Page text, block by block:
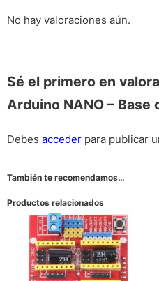
No hay valoraciones aún.
Sé el primero en
Arduino NANO – Base
Debes acceder para publicar
También te recomendamos…
Productos relacionados